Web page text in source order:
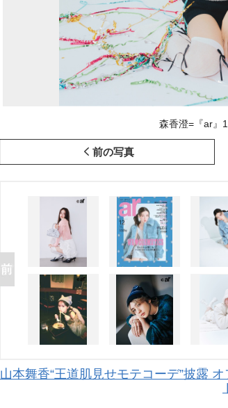
森香澄=『ar』
前の写真
山本舞香“王道肌見せモテコーデ”披露